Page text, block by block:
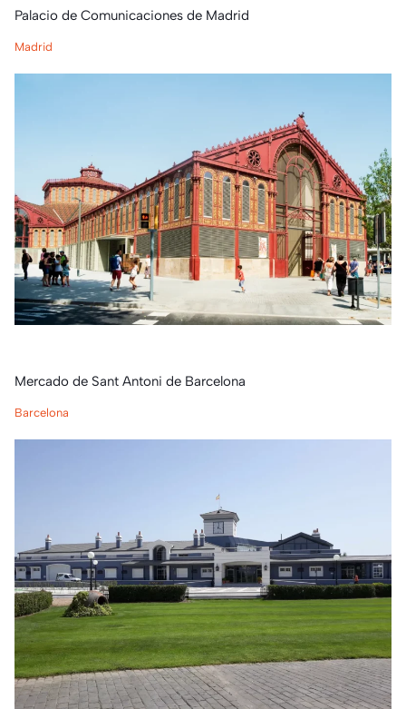
Palacio de Comunicaciones de Madrid
Madrid
Mercado de Sant Antoni de Barcelona
Barcelona